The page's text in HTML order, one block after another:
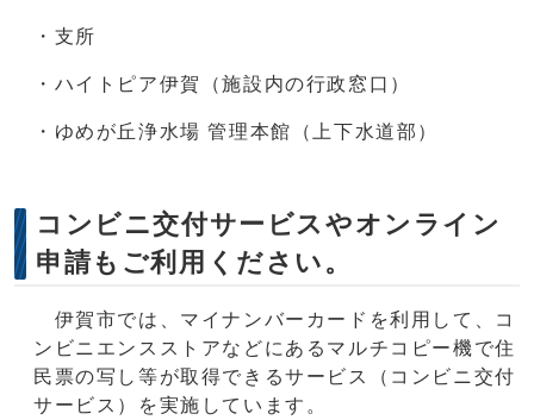
・支所
・ハイトピア伊賀（施設内の行政窓口）
・ゆめが丘浄水場 管理本館（上下水道部）
コンビニ交付サービスやオンライン
申請もご利用ください。
伊賀市では、マイナンバーカードを利用して、コ
ンビニエンスストアなどにあるマルチコピー機で住
民票の写し等が取得できるサービス（コンビニ交付
サービス）を実施しています。